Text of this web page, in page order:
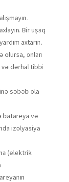
Bir uşaq
axtarın.
olursa, onları
və dərhal tibbi
səbəb ola
batareya və
izolyasiya
(elektrik